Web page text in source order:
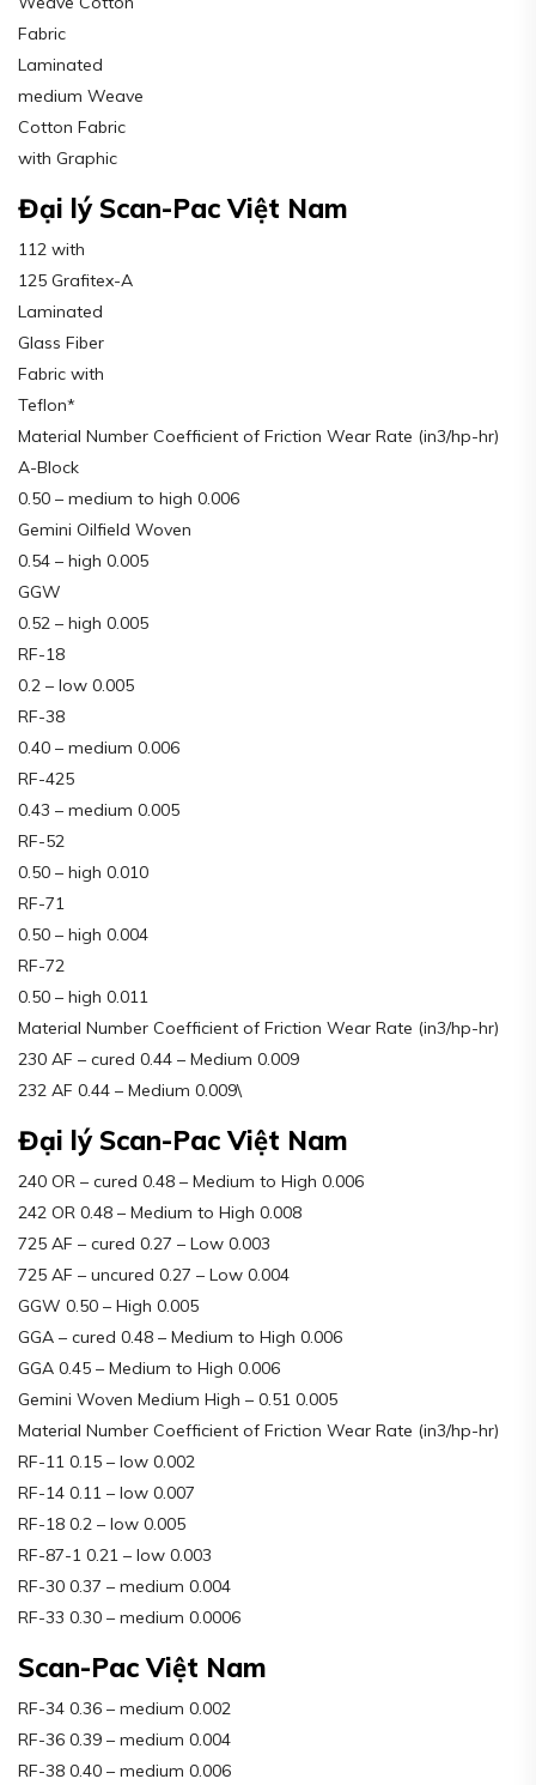
Fabric
Laminated
medium Weave
Cotton Fabric
with Graphic
Đại lý Scan-Pac Việt Nam
112 with
125 Grafitex-A
Laminated
Glass Fiber
Fabric with
Teflon*
Material Number Coefficient of Friction Wear Rate (in3/hp-hr)
A-Block
0.50 – medium to high 0.006
Gemini Oilfield Woven
0.54 – high 0.005
GGW
0.52 – high 0.005
RF-18
0.2 – low 0.005
RF-38
0.40 – medium 0.006
RF-425
0.43 – medium 0.005
RF-52
0.50 – high 0.010
RF-71
0.50 – high 0.004
RF-72
0.50 – high 0.011
Material Number Coefficient of Friction Wear Rate (in3/hp-hr)
230 AF – cured 0.44 – Medium 0.009
232 AF 0.44 – Medium 0.009\
Đại lý Scan-Pac Việt Nam
240 OR – cured 0.48 – Medium to High 0.006
242 OR 0.48 – Medium to High 0.008
725 AF – cured 0.27 – Low 0.003
725 AF – uncured 0.27 – Low 0.004
GGW 0.50 – High 0.005
GGA – cured 0.48 – Medium to High 0.006
GGA 0.45 – Medium to High 0.006
Gemini Woven Medium High – 0.51 0.005
Material Number Coefficient of Friction Wear Rate (in3/hp-hr)
RF-11 0.15 – low 0.002
RF-14 0.11 – low 0.007
RF-18 0.2 – low 0.005
RF-87-1 0.21 – low 0.003
RF-30 0.37 – medium 0.004
RF-33 0.30 – medium 0.0006
Scan-Pac Việt Nam
RF-34 0.36 – medium 0.002
RF-36 0.39 – medium 0.004
RF-38 0.40 – medium 0.006